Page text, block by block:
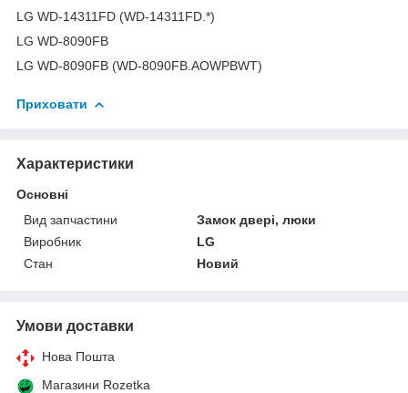
LG WD-14311FD (WD-14311FD.*)
LG WD-8090FB
LG WD-8090FB (WD-8090FB.AOWPBWT)
Приховати
Характеристики
Основні
Вид запчастини
Замок двері, люки
Виробник
LG
Стан
Новий
Умови доставки
Нова Пошта
Магазини Rozetka